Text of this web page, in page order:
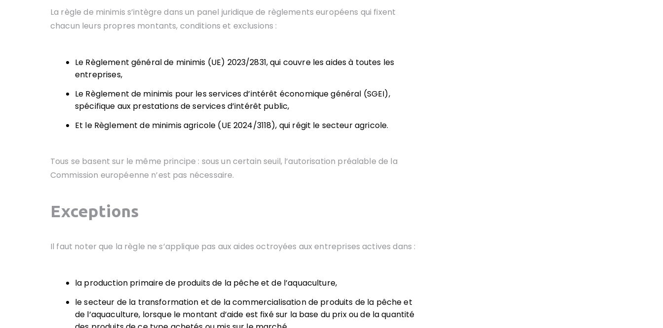
La règle de minimis s’intègre dans un panel juridique de règlements européens qui fixent
chacun leurs propres montants, conditions et exclusions :
Le Règlement général de minimis (UE) 2023/2831, qui couvre les aides à toutes les
entreprises,
Le Règlement de minimis pour les services d’intérêt économique général (SGEI),
spécifique aux prestations de services d’intérêt public,
Et le Règlement de minimis agricole (UE 2024/3118), qui régit le secteur agricole.
Tous se basent sur le même principe : sous un certain seuil, l’autorisation préalable de la
Commission européenne n’est pas nécessaire.
Exceptions
Il faut noter que la règle ne s’applique pas aux aides octroyées aux entreprises actives dans :
la production primaire de produits de la pêche et de l’aquaculture,
le secteur de la transformation et de la commercialisation de produits de la pêche et
de l’aquaculture, lorsque le montant d’aide est fixé sur la base du prix ou de la quantité